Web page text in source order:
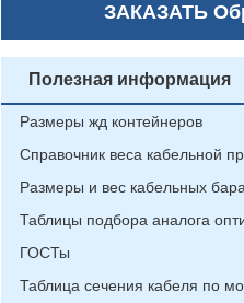
ЗАКАЗАТЬ
Полезная информация
Размеры жд контейнеров
Справочник веса кабельной
Размеры и вес кабельных
Таблицы подбора аналога
ГОСТы
Таблица сечения кабеля по